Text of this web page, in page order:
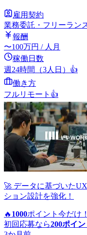
雇用契約
業務委託・フリーラン
報酬
〜100万円 / 人月
稼働日数
週24時間（3人日） 👍
働き方
フルリモート 👍
🚀 データに基づいた
ション設計を強化！
🔥 1000ポイント 今だけ！
初回応募なら200ポイ